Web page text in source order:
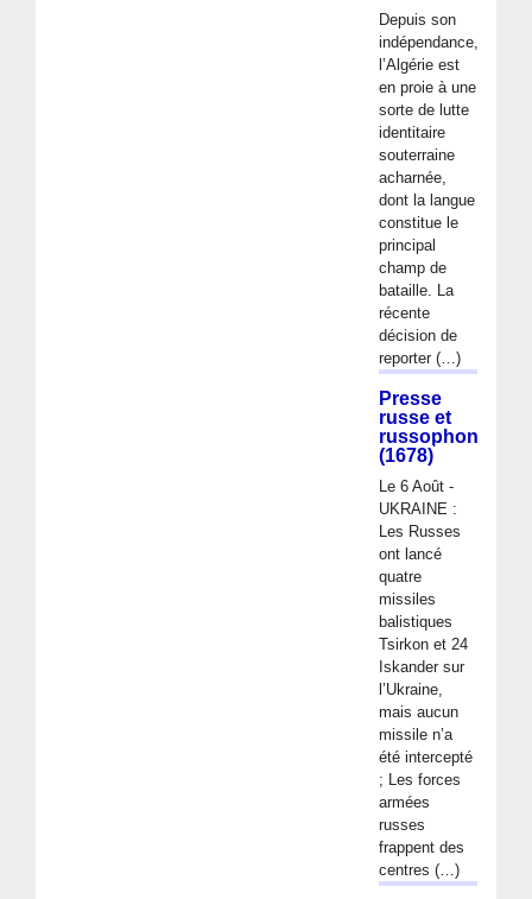
Depuis son
indépendance,
l’Algérie est
en proie à une
sorte de lutte
identitaire
souterraine
acharnée,
dont la langue
constitue le
principal
champ de
bataille. La
récente
décision de
reporter (…)
Presse
russe et
russophone
(1678)
Le 6 Août -
UKRAINE :
Les Russes
ont lancé
quatre
missiles
balistiques
Tsirkon et 24
Iskander sur
l’Ukraine,
mais aucun
missile n’a
été intercepté
; Les forces
armées
russes
frappent des
centres (…)